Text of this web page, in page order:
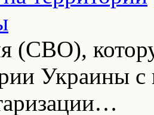
(СВО),
Украины